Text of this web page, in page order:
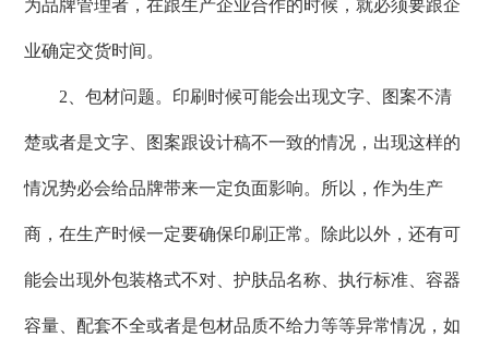
为品牌管理者，在跟生产企业合作的时候，就必须要跟企
业确定交货时间。
2、包材问题。印刷时候可能会出现文字、图案不清
楚或者是文字、图案跟设计稿不一致的情况，出现这样的
情况势必会给品牌带来一定负面影响。所以，作为生产
商，在生产时候一定要确保印刷正常。除此以外，还有可
能会出现外包装格式不对、护肤品名称、执行标准、容器
容量、配套不全或者是包材品质不给力等等异常情况，如